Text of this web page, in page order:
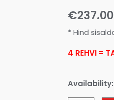
€237.00
* Hind
4 REHVI =
Availability: